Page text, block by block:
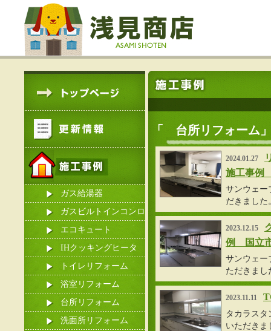
ガス給湯器
ガスビルトインコンロ
エコキュート
IHクッキングヒータ
ー
トイレリフォーム
浴室リフォーム
台所リフォーム
洗面所リフォーム
「 台所リフォーム
2024.01.27
施工事例
サンウェ
だきました
2023.12.15
例 国立
サンウェー
ただきまし
2023.11.11
タカラス
いただきま